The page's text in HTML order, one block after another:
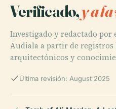
Verificado,y a
Investigado y redactado
Audiala a partir de
arquitectónicos y
Última revisión: August 2025